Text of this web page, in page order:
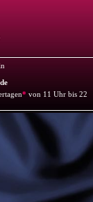
* von 11 Uhr bis 22